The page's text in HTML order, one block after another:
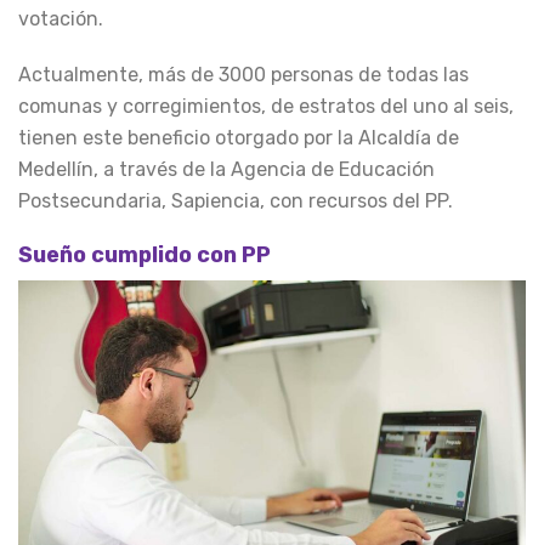
votación.
Actualmente, más de 3000 personas de todas las
comunas y corregimientos, de estratos del uno al seis,
tienen este beneficio otorgado por la Alcaldía de
Medellín, a través de la Agencia de Educación
Postsecundaria, Sapiencia, con recursos del PP.
Sueño cumplido con PP